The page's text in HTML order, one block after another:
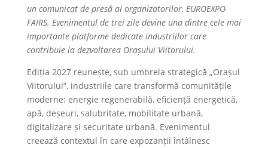
un comunicat de presă al organizatorilor, EUROEXPO
FAIRS. Evenimentul de trei zile devine una dintre cele mai
importante platforme dedicate industriilor care
contribuie la dezvoltarea Orașului Viitorului.
Ediția 2027 reunește, sub umbrela strategică „Orașul
Viitorului”, industriile care transformă comunitățile
moderne: energie regenerabilă, eficiență energetică,
apă, deșeuri, salubritate, mobilitate urbană,
digitalizare și securitate urbană. Evenimentul
creează contextul în care expozanții întâlnesc